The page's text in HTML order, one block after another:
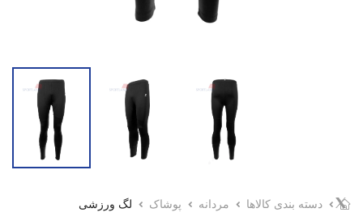
دسته بندی کالاها مردانه پوشاک لگ ورزشی